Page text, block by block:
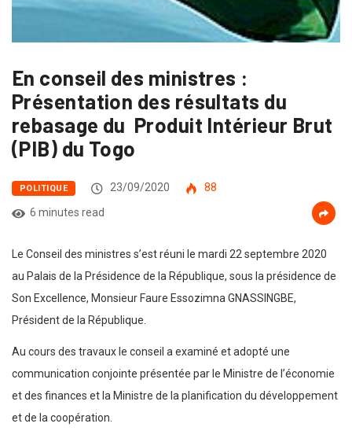
En conseil des ministres :
Présentation des résultats du
rebasage du Produit Intérieur Brut
(PIB) du Togo
POLITIQUE 23/09/2020
88
6 minutes read
Le Conseil des ministres s’est réuni le mardi 22 septembre 2020
au Palais de la Présidence de la République, sous la présidence de
Son Excellence, Monsieur Faure Essozimna GNASSINGBE,
Président de la République.
Au cours des travaux le conseil a examiné et adopté une
communication conjointe présentée par le Ministre de l’économie
et des finances et la Ministre de la planification du développement
et de la coopération.